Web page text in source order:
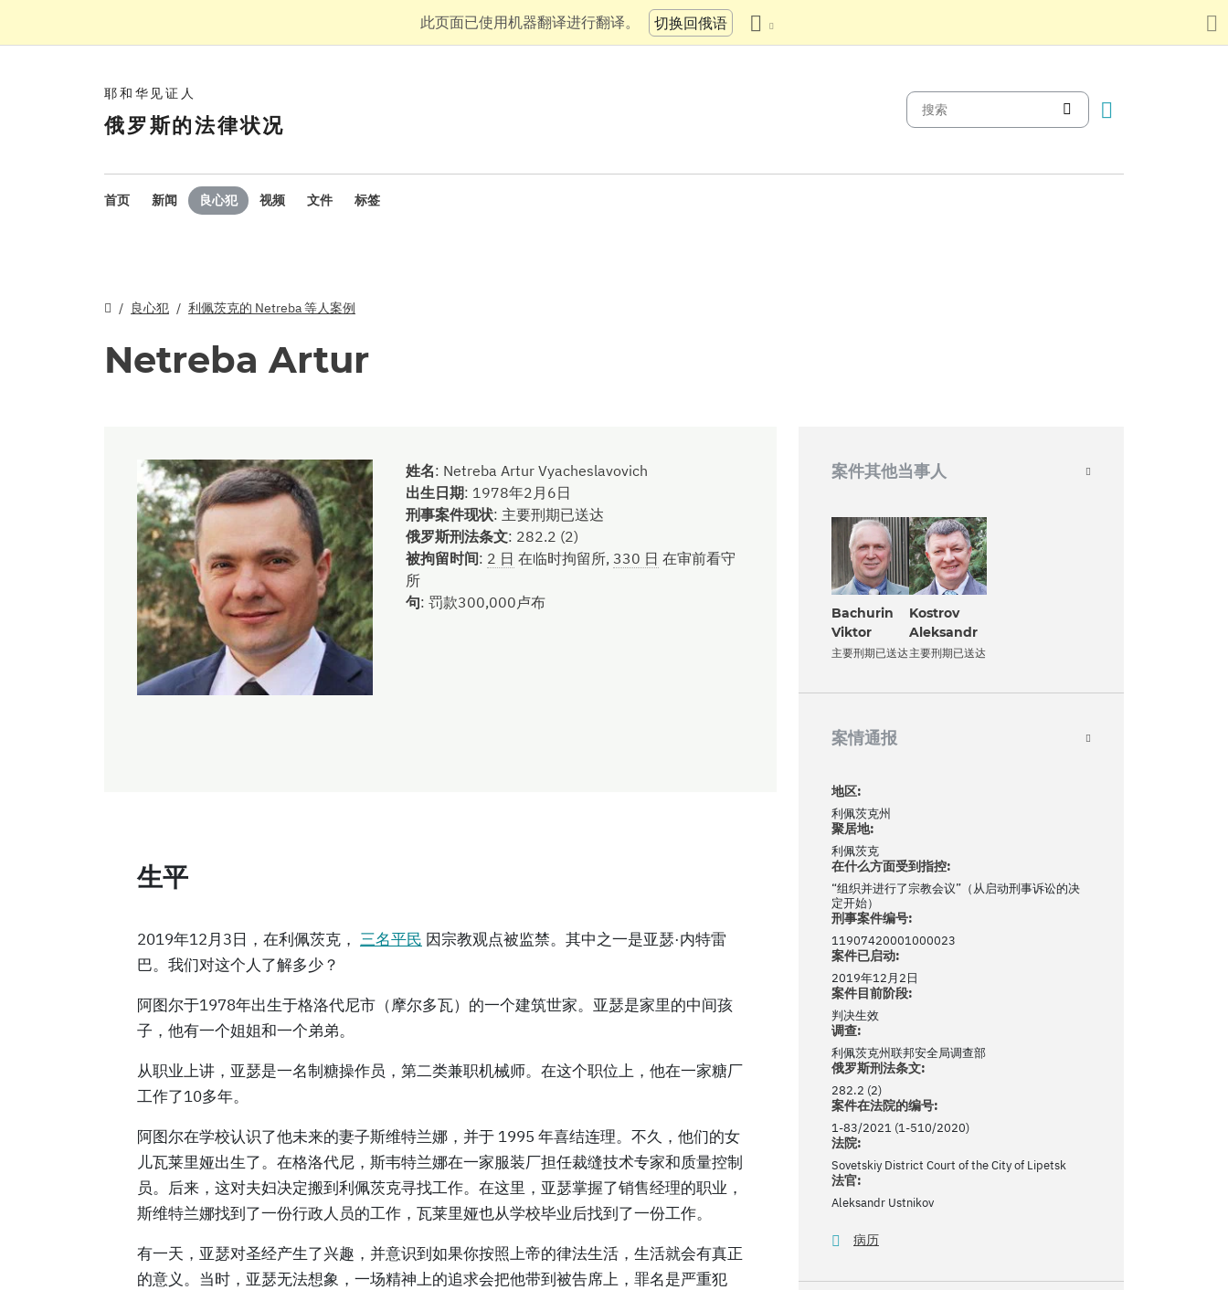
此页面已使用机器翻译进行翻译。 切换回俄语
耶和华见证人
俄罗斯的法律状况
首页 新闻 良心犯 视频 文件 标签
良心犯 利佩茨克的 Netreba 等人案例
Netreba Artur
姓名: Netreba Artur Vyacheslavovich
出生日期: 1978年2月6日
刑事案件现状: 主要刑期已送达
俄罗斯刑法条文: 282.2 (2)
被拘留时间: 2 日 在临时拘留所, 330 日 在审前看守
所
句:罚款300,000卢布
生平
2019年12月3日，在利佩茨克， 三名平民 因宗教观点被监禁。其中之一是亚瑟·内特雷
巴。我们对这个人了解多少？
阿图尔于1978年出生于格洛代尼市（摩尔多瓦）的一个建筑世家。亚瑟是家里的中间孩
子，他有一个姐姐和一个弟弟。
从职业上讲，亚瑟是一名制糖操作员，第二类兼职机械师。在这个职位上，他在一家糖厂
工作了10多年。
阿图尔在学校认识了他未来的妻子斯维特兰娜，并于 1995 年喜结连理。不久，他们的女
儿瓦莱里娅出生了。在格洛代尼，斯韦特兰娜在一家服装厂担任裁缝技术专家和质量控制
员。后来，这对夫妇决定搬到利佩茨克寻找工作。在这里，亚瑟掌握了销售经理的职业，
斯维特兰娜找到了一份行政人员的工作，瓦莱里娅也从学校毕业后找到了一份工作。
有一天，亚瑟对圣经产生了兴趣，并意识到如果你按照上帝的律法生活，生活就会有真正
的意义。当时，亚瑟无法想象，一场精神上的追求会把他带到被告席上，罪名是严重犯
案件其他当事人
Bachurin
Viktor
主要刑期已送达
Kostrov
Aleksandr
主要刑期已送达
案情通报
地区:
利佩茨克州
聚居地:
利佩茨克
在什么方面受到指控:
“组织并进行了宗教会议”（从启动刑事诉讼的决
定开始）
刑事案件编号:
11907420001000023
案件已启动:
2019年12月2日
案件目前阶段:
判决生效
调查:
利佩茨克州联邦安全局调查部
俄罗斯刑法条文:
282.2 (2)
案件在法院的编号:
1-83/2021 (1-510/2020)
法院:
Sovetskiy District Court of the City of Lipetsk
法官:
Aleksandr Ustnikov
病历